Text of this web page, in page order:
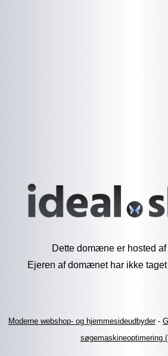
Dette domæne er hosted af
Ejeren af domænet har ikke
Moderne webshop- og hjemmesideudbyder-
søgemaskineoptimering